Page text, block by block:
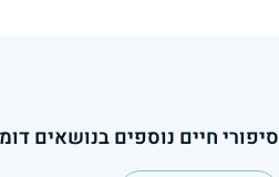
סיפורי חיים נוספים בנושאים